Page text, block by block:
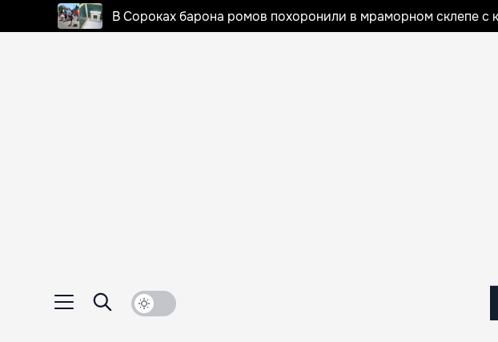
В Сороках барона ромов похоронили в мраморном склепе с